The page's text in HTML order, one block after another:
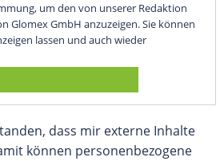
um den von unserer Redaktion
Glomex GmbH anzuzeigen. Sie können
lassen und auch wieder
dass mir externe Inhalte
können personenbezogene